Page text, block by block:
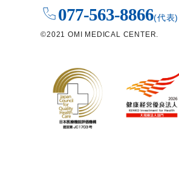
077-563-8866(代表)
©2021 OMI MEDICAL CENTER.